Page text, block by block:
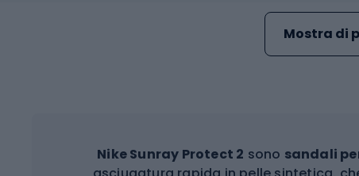
Mostra di
Nike Sunray Protect 2 sono sandali